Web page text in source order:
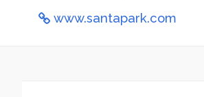
www.santapark.com